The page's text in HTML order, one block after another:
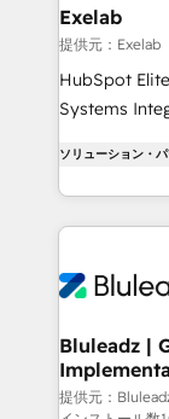
を、CRMを軸
思決定者・
HubSpot導入
GTMの見える
2️⃣ AIエージェント組織構築 営業・マーケティング業務
の一部をAIが
DX × AI推進
革を、構想か
の統合・浸透・変
計・構築：リ
Exelab
提供元：Exelab
HubSpot
Systems Integrator. We believe
Every
customer
Only then
outcomes to deliver. -SYSTEM
make
SAP,
enterprise
ソリューション・
Bluleadz |
提供元：